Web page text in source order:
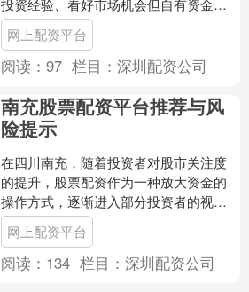
投资经验、看好市场机会但自有资金不
足的投资者而言，配资成为一种常见的
资金补充方式。然而，面对....
网上配资平台
阅读：97 栏目：深圳配资公司
南充股票配资平台推荐与风
险提示
在四川南充，随着投资者对股市关注度
的提升，股票配资作为一种放大资金的
操作方式，逐渐进入部分投资者的视
野。然而网上配资平台，配资交易涉及
较高的杠杆与风险，选择正规....
网上配资平台
阅读： 134 栏目：深圳配资公司